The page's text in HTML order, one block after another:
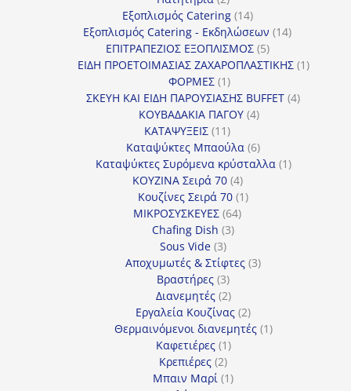
προϊόντα
Εξοπλισμός Catering 1414
προϊόντα
Εξοπλισμός Catering - Εκδηλώσεων 1414
ΕΠΙΤΡΑΠΕΖΙΟΣ ΕΞΟΠΛΙΣΜΟΣ 55
προϊόντα
ΕΙΔΗ ΠΡΟΕΤΟΙΜΑΣΙΑΣ ΖΑΧΑΡΟΠΛΑΣΤΙΚΗΣ 11
ΦΟΡΜΕΣ 11
προϊόν
ΣΚΕΥΗ ΚΑΙ ΕΙΔΗ ΠΑΡΟΥΣΙΑΣΗΣ BUFFET 44
ΚΟΥΒΑΔΑΚΙΑ ΠΑΓΟΥ 44
ΚΑΤΑΨΥΞΕΙΣ 1111
προϊόντα
Καταψύκτες Μπαούλα 66
προϊόντα
Καταψύκτες Συρόμενα κρύσταλλα 11
ΚΟΥΖΙΝΑ Σειρά 70 44
προϊόντα
Κουζίνες Σειρά 70 11
ΜΙΚΡΟΣΥΣΚΕΥΕΣ 6464
Chafing Dish 33
Sous Vide 33
προϊόντα
Αποχυμωτές & Στίφτες 33
Βραστήρες 33
προϊόντα
Διανεμητές 22
προϊόντα
Εργαλεία Κουζίνας 22
προϊόντα
Θερμαινόμενοι διανεμητές 11
Καφετιέρες 11
προϊόν
Κρεπιέρες 22
προϊόντα
Μπαιν Μαρί 11